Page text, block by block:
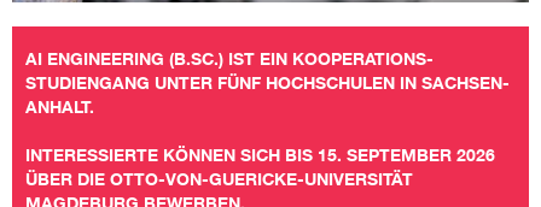
AI ENGINEERING (B.SC.) IST EIN KOOPERATIONS-
STUDIENGANG UNTER FÜNF HOCHSCHULEN IN SACHSEN-
ANHALT.
INTERESSIERTE KÖNNEN SICH BIS 15. SEPTEMBER 2026
ÜBER DIE OTTO-VON-GUERICKE-UNIVERSITÄT
MAGDEBURG BEWERBEN.